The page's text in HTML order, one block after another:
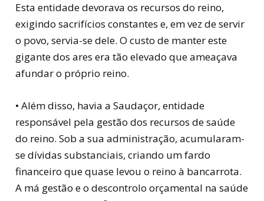
Esta entidade devorava os recursos do reino,
exigindo sacrifícios constantes e, em vez de servir
o povo, servia-se dele. O custo de manter este
gigante dos ares era tão elevado que ameaçava
afundar o próprio reino.
• Além disso, havia a Saudaçor, entidade
responsável pela gestão dos recursos de saúde
do reino. Sob a sua administração, acumularam-
se dívidas substanciais, criando um fardo
financeiro que quase levou o reino à bancarrota.
A má gestão e o descontrolo orçamental na saúde